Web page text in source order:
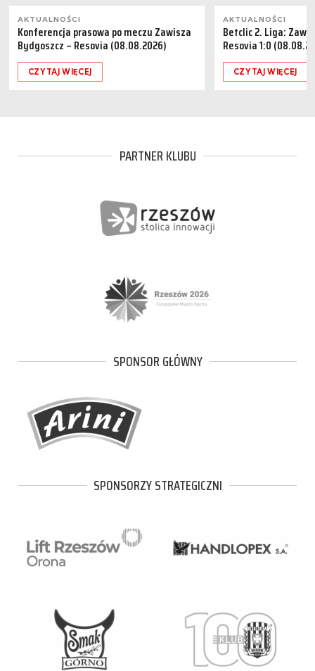
AKTUALNOŚCI
Konferencja prasowa po meczu Zawisza
Bydgoszcz – Resovia (08.08.2026)
CZYTAJ WIĘCEJ
AKTUALNOŚCI
Betclic 2. Liga:
Resovia 1:0
CZYTAJ WIĘCEJ
PARTNER KLUBU
SPONSOR GŁÓWNY
SPONSORZY STRATEGICZNI